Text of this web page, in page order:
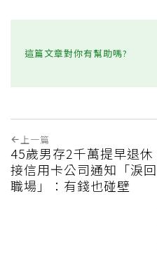
這篇文章對你有幫助嗎?
上一篇
45歲男存2千萬提早退休
接信用卡公司通知「淚回
職場」：有錢也碰壁